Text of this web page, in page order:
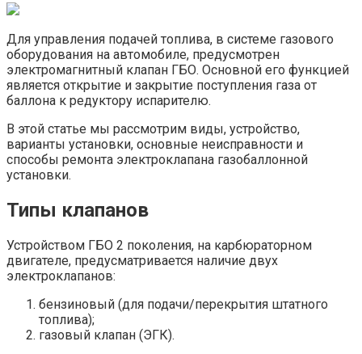
Для управления подачей топлива, в системе газового
оборудования на автомобиле, предусмотрен
электромагнитный клапан ГБО. Основной его функцией
является открытие и закрытие поступления газа от
баллона к редуктору испарителю.
В этой статье мы рассмотрим виды, устройство,
варианты установки, основные неисправности и
способы ремонта электроклапана газобаллонной
установки.
Типы клапанов
Устройством ГБО 2 поколения, на карбюраторном
двигателе, предусматривается наличие двух
электроклапанов:
бензиновый (для подачи/перекрытия штатного
топлива);
газовый клапан (ЭГК).